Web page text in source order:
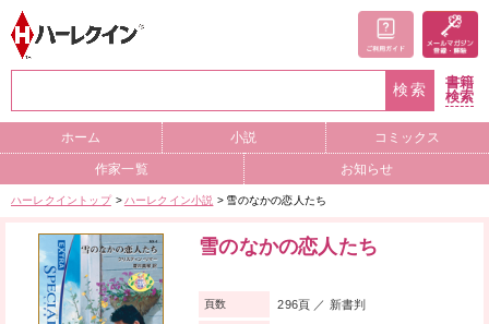
検索
書籍
検索
ホーム 小説 コミックス
作家一覧 お知らせ
ハーレクイントップ ハーレクイン小説 雪のなかの恋人たち
雪のなかの恋人たち
頁数 296頁 ／ 新書判